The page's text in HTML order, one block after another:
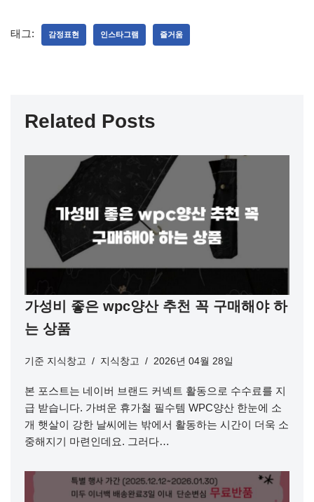
태그: 감정표현 인스타그램 즐거움
Related Posts
가성비 좋은 wpc양산 추천 꼭 구매해야 하
는 상품
기준 지식창고 지식창고 2026년 04월 28일
본 포스트는 네이버 브랜드 커넥트 활동으로 수수료를 지
급 받습니다. 가벼운 휴가철 필수템 WPC양산 한눈에 소
개 햇살이 강한 날씨에는 밖에서 활동하는 시간이 더욱 소
중해지기 마련인데요. 그러다…